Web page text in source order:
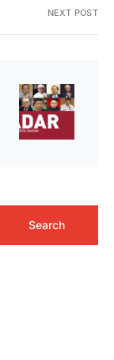
NEXT POST
Search